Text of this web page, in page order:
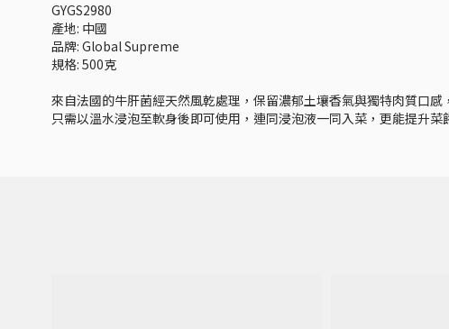
GYGS2980
產地: 中國
品牌: Global Supreme
規格: 500克
來自法國的牛肝菌經天然風乾處理，保留濃郁土壤香氣與獨特肉質口感
只需以溫水浸泡至軟身後即可使用，連同浸泡液一同入菜，更能提升